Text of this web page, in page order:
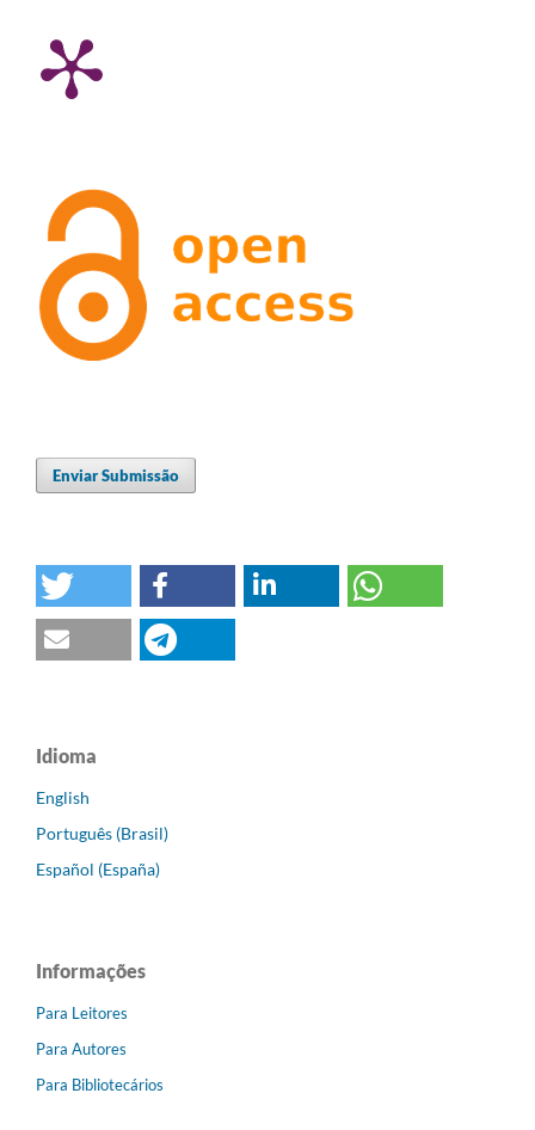
Enviar Submissão
Idioma
English
Português (Brasil)
Español (España)
Informações
Para Leitores
Para Autores
Para Bibliotecários